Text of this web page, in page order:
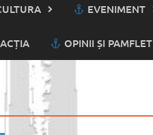
EVENIMENT
OPINII ȘI PAMFLET